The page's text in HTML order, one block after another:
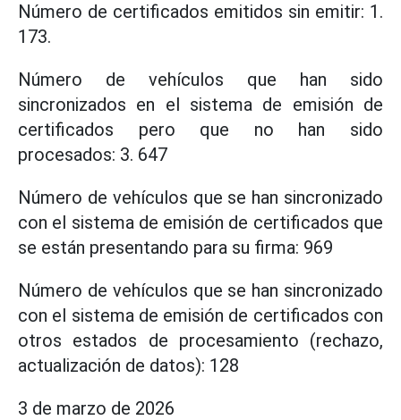
Número de certificados emitidos sin emitir: 1.
173.
Número de vehículos que han sido
sincronizados en el sistema de emisión de
certificados pero que no han sido
procesados: 3. 647
Número de vehículos que se han sincronizado
con el sistema de emisión de certificados que
se están presentando para su firma: 969
Número de vehículos que se han sincronizado
con el sistema de emisión de certificados con
otros estados de procesamiento (rechazo,
actualización de datos): 128
3 de marzo de 2026